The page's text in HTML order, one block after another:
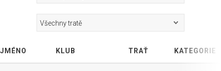
JMÉNO KLUB TRAŤ KATEGORIE